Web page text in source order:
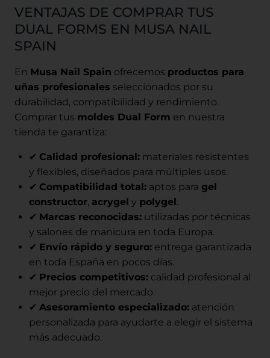
VENTAJAS DE COMPRAR TUS
DUAL FORMS EN MUSA NAIL
SPAIN
En Musa Nail Spain ofrecemos productos para
uñas profesionales seleccionados por su
durabilidad, compatibilidad y rendimiento.
Comprar tus moldes Dual Form en nuestra
tienda te garantiza:
✔ Calidad profesional: materiales resistentes
y flexibles, diseñados para múltiples usos.
✔ Compatibilidad total: aptos para gel
constructor, acrygel y polygel.
✔ Marcas reconocidas: utilizadas por técnicas
y salones de manicura en toda Europa.
✔ Envío rápido y seguro: entrega garantizada
en toda España en pocos días.
✔ Precios competitivos: calidad profesional al
mejor precio del mercado.
✔ Asesoramiento especializado: atención
personalizada para ayudarte a elegir el sistema
más adecuado.